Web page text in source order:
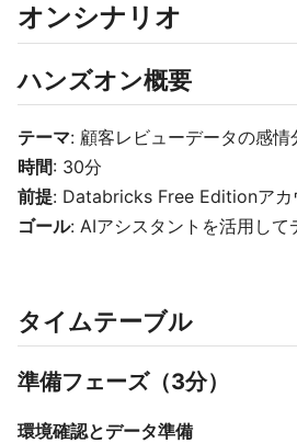
オンシナリオ
ハンズオン概要
テーマ: 顧客レビューデータの感情
時間: 30分
前提: Databricks Free Editionアカ
ゴール: AIアシスタントを活用して
タイムテーブル
準備フェーズ（3分）
環境確認とデータ準備